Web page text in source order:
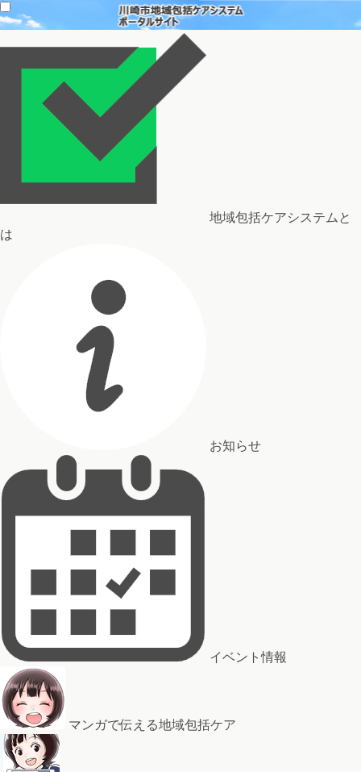
地域包括ケアシステムと
は
お知らせ
イベント情報
マンガで伝える地域包括ケア